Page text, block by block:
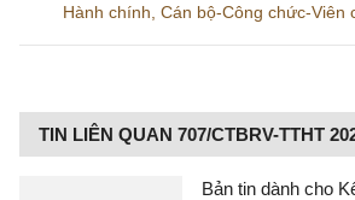
Hành chính Cán bộ-Công chức-Viên
TIN LIÊN QUAN 707/CTBRV-TTHT
Bản tin dành cho